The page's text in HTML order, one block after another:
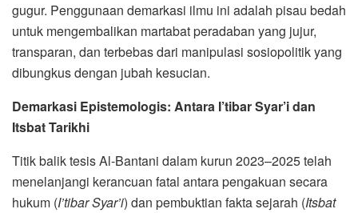
gugur. Penggunaan demarkasi ilmu ini adalah pisau bedah
untuk mengembalikan martabat peradaban yang jujur,
transparan, dan terbebas dari manipulasi sosiopolitik yang
dibungkus dengan jubah kesucian.
Demarkasi Epistemologis: Antara I’tibar Syar’i dan
Itsbat Tarikhi
Titik balik tesis Al-Bantani dalam kurun 2023–2025 telah
menelanjangi kerancuan fatal antara pengakuan secara
hukum (I’tibar Syar’i) dan pembuktian fakta sejarah (Itsbat